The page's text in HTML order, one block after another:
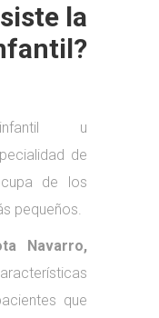
la
u
de
de los
pequeños.
Navarro,
que